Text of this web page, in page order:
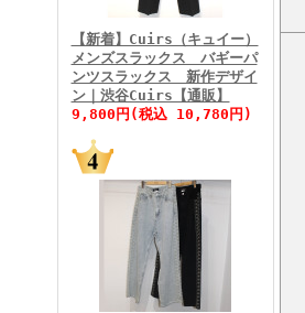
FINEBOYS2026年2月号
【新着】Cuirs（キュイー）
メンズスラックス バギーパ
ンツスラックス 新作デザイ
ン｜渋谷Cuirs【通販】
9,800円(税込 10,780円)